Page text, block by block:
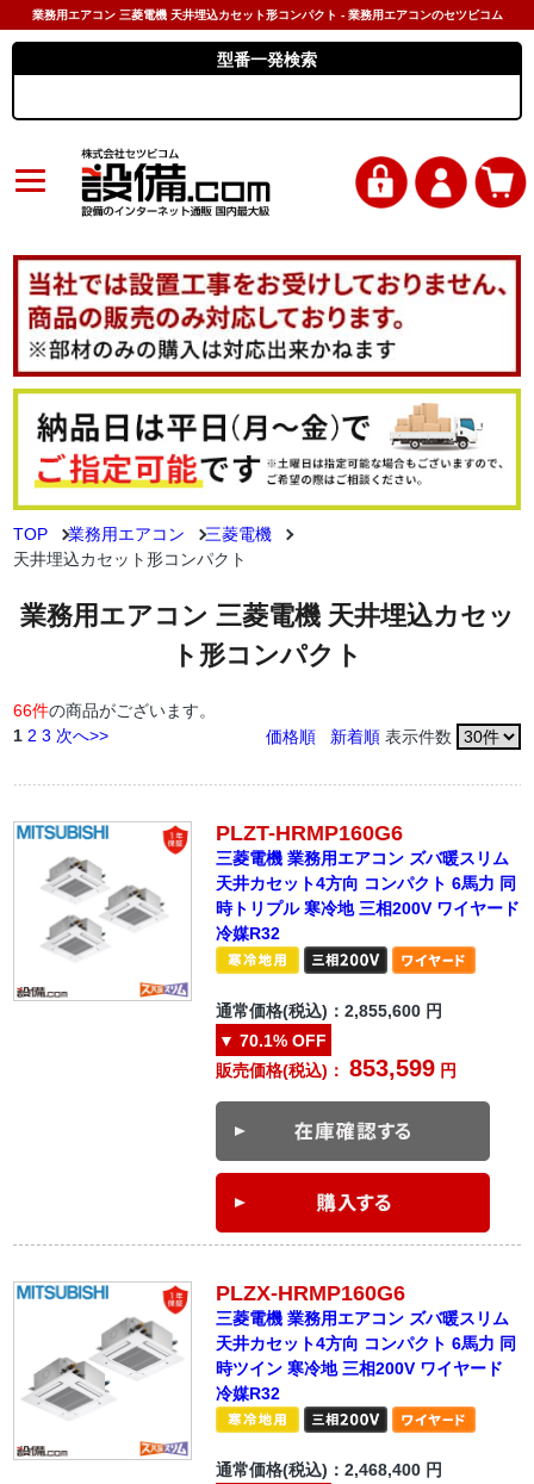
業務用エアコン 三菱電機 天井埋込カセット形コンパクト - 業務用エアコンのセツビコム
型番一発検索
TOP 業務用エアコン
三菱電機
天井埋込カセット形コンパクト
業務用エアコン 三菱電機 天井埋込カセッ
ト形コンパクト
66件の商品がございます。
価格順
新着順表示件数
1 2 3 次へ>>
PLZT-HRMP160G6
三菱電機 業務用エアコン ズバ暖スリム
天井カセット4方向 コンパクト 6馬力 同
時トリプル 寒冷地 三相200V ワイヤード
冷媒R32
通常価格(税込)：2,855,600 円
▼ 70.1% OFF
販売価格(税込)：853,599 円
PLZX-HRMP160G6
三菱電機 業務用エアコン ズバ暖スリム
天井カセット4方向 コンパクト 6馬力 同
時ツイン 寒冷地 三相200V ワイヤード
冷媒R32
通常価格(税込)：2,468,400 円